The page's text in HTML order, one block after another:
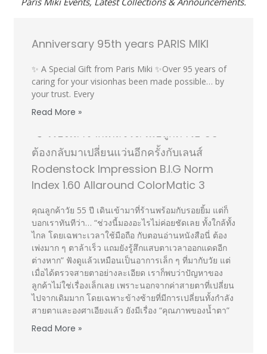
Anniversary 95th years PARIS MIKI
✨ A Special Gift from Paris Miki ✨Over 95 years of
caring for your visionhas been made possible… by
your trust. Every
Read More »
👓 เรื่องเล่าจากเคสจริง: เมื่อลูกค้าวัย 55
ต้องกลับมาเปลี่ยนแว่นอีกครั้งกับเลนส์
Rodenstock Impression B.I.G Norm
Index 1.60 Allaround ColorMatic 3
คุณลูกค้าวัย 55 ปี เดินเข้ามาที่ร้านพร้อมกับรอยยิ้ม แต่ก็
บอกเราทันทีว่า… “ช่วงนี้มองอะไรไม่ค่อยชัดเลย ทั้งใกล้ทั้ง
ไกล โดยเฉพาะเวลาใช้มือถือ กับตอนอ่านหนังสือนี่ ต้อง
เพ่งมาก ๆ ตาล้าเร็ว แถมยังรู้สึกแสบตาเวลาออกแดดอีก
ต่างหาก” ฟังดูแล้วเหมือนเป็นอาการเล็ก ๆ ที่มากับวัย แต่
เมื่อได้ตรวจสายตาอย่างละเอียด เราก็พบว่าปัญหาของ
ลูกค้าไม่ใช่เรื่องเล็กเลย เพราะนอกจากค่าสายตาที่เปลี่ยน
ไปจากเดิมมาก โดยเฉพาะข้างซ้ายที่มีการเปลี่ยนทั้งกำลัง
สายตาและองศาเอียงแล้ว ยังมีเรื่อง “คุณภาพของน้ำตา”
Read More »